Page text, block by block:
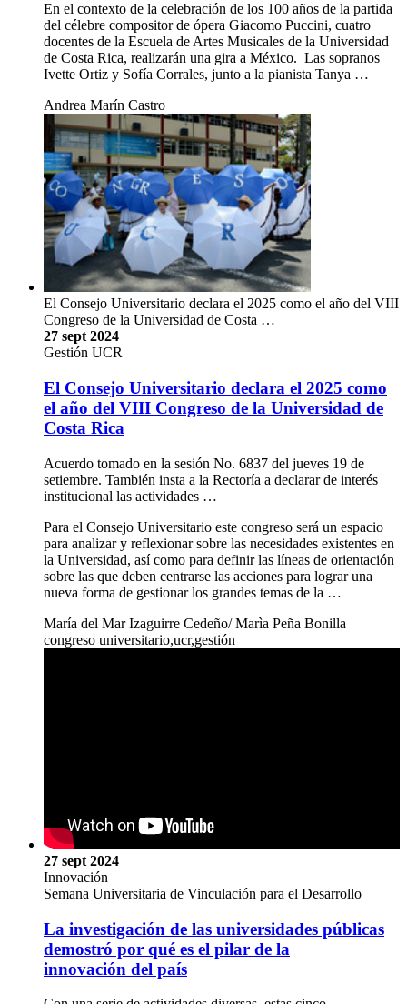
En el contexto de la celebración de los 100 años de la partida
del célebre compositor de ópera Giacomo Puccini, cuatro
docentes de la Escuela de Artes Musicales de la Universidad
de Costa Rica, realizarán una gira a México. Las sopranos
Ivette Ortiz y Sofía Corrales, junto a la pianista Tanya …
Andrea Marín Castro
El Consejo Universitario declara el 2025 como el año del VIII
Congreso de la Universidad de Costa …
27 sept 2024
Gestión UCR
El Consejo Universitario declara el 2025 como
el año del VIII Congreso de la Universidad de
Costa Rica
Acuerdo tomado en la sesión No. 6837 del jueves 19 de
setiembre. También insta a la Rectoría a declarar de interés
institucional las actividades …
Para el Consejo Universitario este congreso será un espacio
para analizar y reflexionar sobre las necesidades existentes en
la Universidad, así como para definir las líneas de orientación
sobre las que deben centrarse las acciones para lograr una
nueva forma de gestionar los grandes temas de la …
María del Mar Izaguirre Cedeño/ Marìa Peña Bonilla
congreso universitario,ucr,gestión
27 sept 2024
Innovación
Semana Universitaria de Vinculación para el Desarrollo
La investigación de las universidades públicas
demostró por qué es el pilar de la
innovación del país